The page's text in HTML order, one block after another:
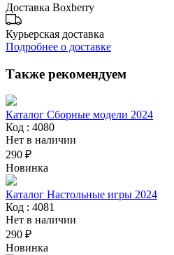
Доставка Boxberry
Курьерская доставка
Подробнее о доставке
Также рекомендуем
Каталог Сборные модели 2024
Код : 4080
Нет в наличии
290 ₽
Новинка
Каталог Настольные игры 2024
Код : 4081
Нет в наличии
290 ₽
Новинка